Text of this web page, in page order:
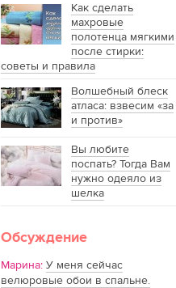
Как сделать
махровые
полотенца мягкими
после стирки:
советы и правила
Волшебный блеск
атласа: взвесим «за
и против»
Вы любите
поспать? Тогда Вам
нужно одеяло из
шелка
Обсуждение
Марина: У меня сейчас
велюровые обои в спальне.